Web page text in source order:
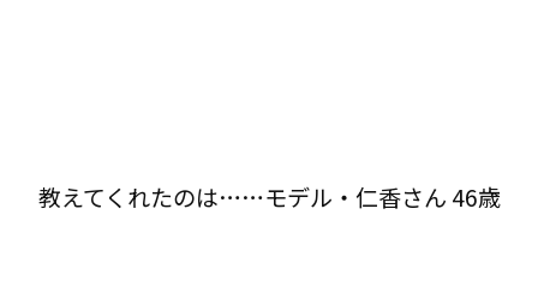
教えてくれたのは……モデル・仁香さん 46歳